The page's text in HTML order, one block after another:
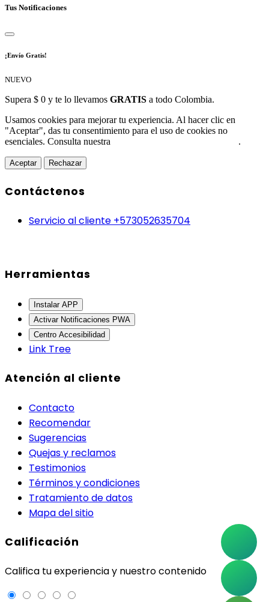
Tus Notificaciones
¡Envío Gratis!
NUEVO
Supera $ 0 y te lo llevamos GRATIS a todo Colombia.
Usamos cookies para mejorar tu experiencia. Al hacer clic en
"Aceptar", das tu consentimiento para el uso de cookies no
esenciales. Consulta nuestra
.
Aceptar Rechazar
Contáctenos
Servicio al cliente +573052635704
Herramientas
Instalar APP
Activar Notificaciones PWA
Centro Accesibilidad
Link Tree
Atención al cliente
Contacto
Recomendar
Sugerencias
Quejas y reclamos
Testimonios
Términos y condiciones
Tratamiento de datos
Mapa del sitio
Calificación
Califica tu experiencia y nuestro contenido